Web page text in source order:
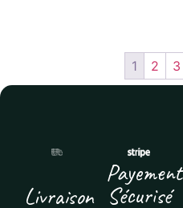
1 2 3
Livraison
Payement
Sécurisé